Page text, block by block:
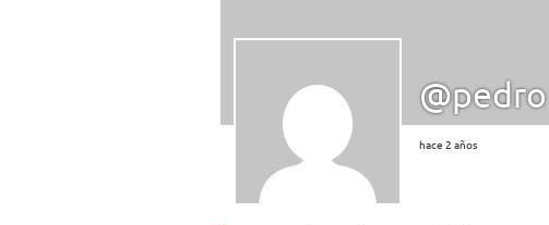
@pedro
hace 2 años